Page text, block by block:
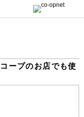
ープのお店でも使